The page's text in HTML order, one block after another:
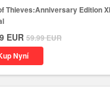
Thieves:Anniversary Edition
EUR 59.99EUR
Nyní